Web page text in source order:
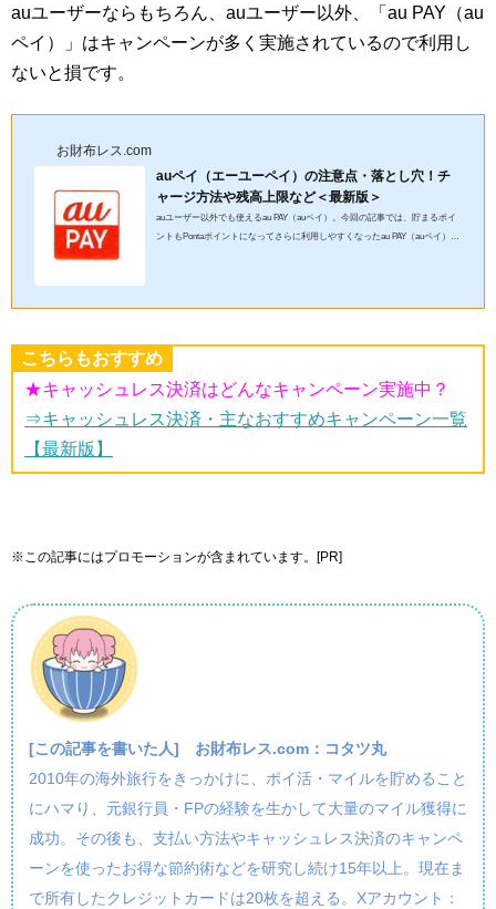
auユーザーならもちろん、auユーザー以外、「au PAY（au
ペイ）」はキャンペーンが多く実施されているので利用し
ないと損です。
お財布レス.com
auペイ（エーユーペイ）の注意点・落とし穴！チ
ャージ方法や残高上限など＜最新版＞
auユーザー以外でも使えるau PAY（auペイ）。今回の記事では、貯まるポイ
ントもPontaポイントになってさらに利用しやすくなったau PAY（auペイ）に
こちらもおすすめ
★キャッシュレス決済はどんなキャンペーン実施中？
⇒キャッシュレス決済・主なおすすめキャンペーン一覧
【最新版】
※この記事にはプロモーションが含まれています。[PR]
[この記事を書いた人] お財布レス.com：コタツ丸
2010年の海外旅行をきっかけに、ポイ活・マイルを貯めること
にハマり、元銀行員・FPの経験を生かして大量のマイル獲得に
成功。その後も、支払い方法やキャッシュレス決済のキャンペ
ーンを使ったお得な節約術などを研究し続け15年以上。現在ま
で所有したクレジットカードは20枚を超える。Xアカウント：